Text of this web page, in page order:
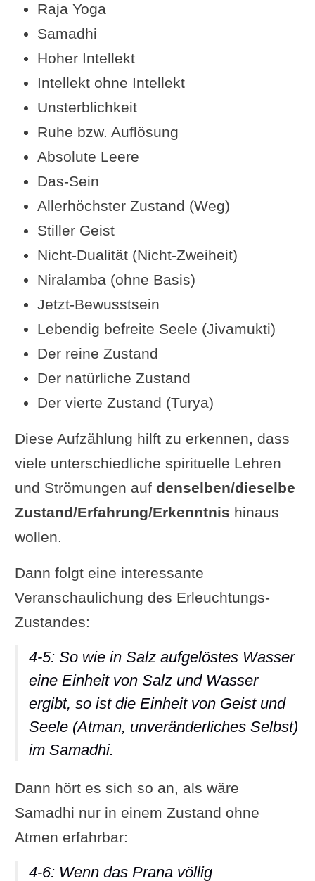
Ergänzung oder Frage von dir
Weiterlesen
Raja Yoga
Samadhi
Hoher Intellekt
Intellekt ohne Intellekt
Unsterblichkeit
Ruhe bzw. Auflösung
Absolute Leere
Das-Sein
Allerhöchster Zustand (Weg)
Stiller Geist
Nicht-Dualität (Nicht-Zweiheit)
Niralamba (ohne Basis)
Jetzt-Bewusstsein
Lebendig befreite Seele (Jivamukti)
Der reine Zustand
Der natürliche Zustand
Der vierte Zustand (Turya)
Diese Aufzählung hilft zu erkennen, dass
viele unterschiedliche spirituelle Lehren
und Strömungen auf denselben/dieselbe
Zustand/Erfahrung/Erkenntnis hinaus
wollen.
Dann folgt eine interessante
Veranschaulichung des Erleuchtungs-
Zustandes:
4-5: So wie in Salz aufgelöstes Wasser
eine Einheit von Salz und Wasser
ergibt, so ist die Einheit von Geist und
Seele (Atman, unveränderliches Selbst)
im Samadhi.
Dann hört es sich so an, als wäre
Samadhi nur in einem Zustand ohne
Atmen erfahrbar:
4-6: Wenn das Prana völlig